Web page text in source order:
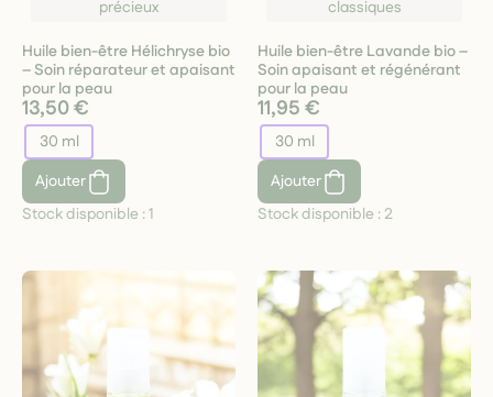
précieux
Huile bien-être Hélichryse bio
– Soin réparateur et apaisant
pour la peau
13,50 €
30 ml
Ajouter
Stock disponible :1
classiques
Huile bien-être Lavande bio –
Soin apaisant et régénérant
pour la peau
11,95 €
30 ml
Ajouter
Stock disponible : 2